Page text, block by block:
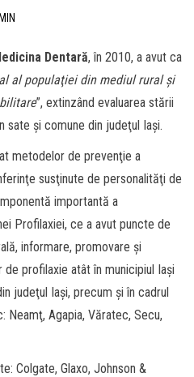
Dentară, în 2010, a avut ca
al populaţiei din mediul rural şi
”, extinzând evaluarea stării
sate şi comune din judeţul Iaşi.
metodelor de prevenţie a
susţinute de personalităţi de
importantă a
Profilaxiei, ce a avut puncte de
informare, promovare şi
profilaxie atât în municipiul Iaşi
judeţul Iaşi, precum şi în cadrul
Neamţ, Agapia, Văratec, Secu,
Colgate, Glaxo, Johnson &